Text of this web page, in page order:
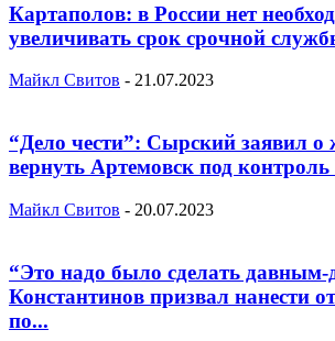
Картаполов: в России нет
увеличивать срок срочной
Майкл Свитов - 21.07.2023
“Дело чести”: Сырский заявил о
вернуть Артемовск под
Майкл Свитов - 20.07.2023
“Это надо было сделать давным-
Константинов призвал нанести
по...